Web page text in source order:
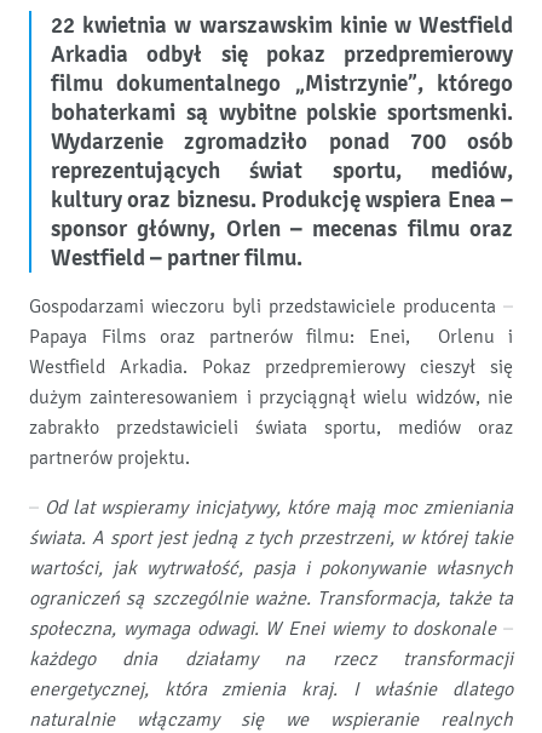
22 kwietnia w warszawskim kinie w Westfield
Arkadia odbył się pokaz przedpremierowy
filmu dokumentalnego „Mistrzynie”, którego
bohaterkami są wybitne polskie sportsmenki.
Wydarzenie zgromadziło ponad 700 osób
reprezentujących świat sportu, mediów,
kultury oraz biznesu. Produkcję wspiera Enea –
sponsor główny, Orlen – mecenas filmu oraz
Westfield – partner filmu.
Gospodarzami wieczoru byli przedstawiciele producenta –
Papaya Films oraz partnerów filmu: Enei, Orlenu i
Westfield Arkadia. Pokaz przedpremierowy cieszył się
dużym zainteresowaniem i przyciągnął wielu widzów, nie
zabrakło przedstawicieli świata sportu, mediów oraz
partnerów projektu.
– Od lat wspieramy inicjatywy, które mają moc zmieniania
świata. A sport jest jedną z tych przestrzeni, w której takie
wartości, jak wytrwałość, pasja i pokonywanie własnych
ograniczeń są szczególnie ważne. Transformacja, także ta
społeczna, wymaga odwagi. W Enei wiemy to doskonale –
każdego dnia działamy na rzecz transformacji
energetycznej, która zmienia kraj. I właśnie dlatego
naturalnie włączamy się we wspieranie realnych